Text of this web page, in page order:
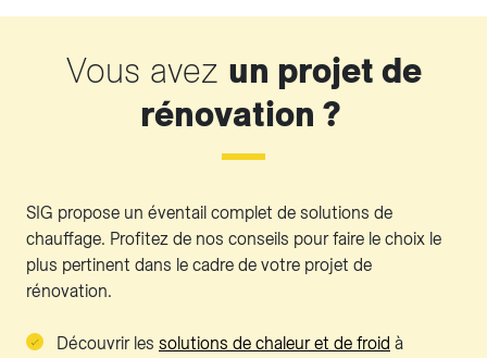
Vous avez un projet de
rénovation ?
SIG propose un éventail complet de solutions de
chauffage. Profitez de nos conseils pour faire le choix le
plus pertinent dans le cadre de votre projet de
rénovation.
Découvrir les solutions de chaleur et de froid à